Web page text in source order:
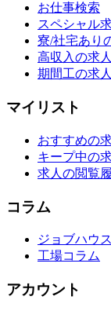
お仕事検索
スペシャル
寮/社宅あり
高収入の求人
期間工の求人
マイリスト
おすすめの
キープ中の
求人の閲覧
コラム
ジョブハウ
工場コラム
アカウント